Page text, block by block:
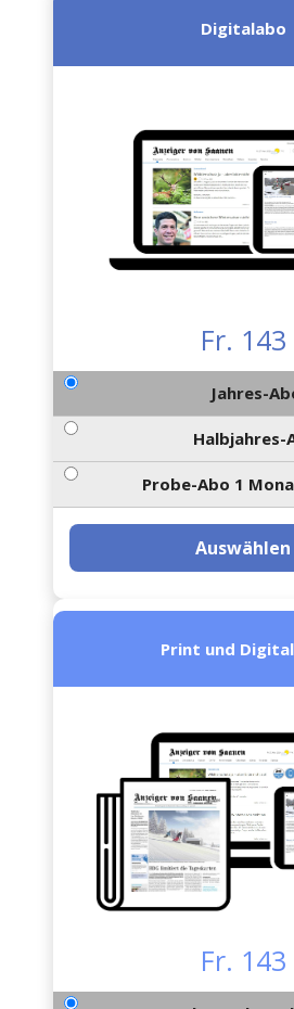
Digitalabo
Fr. 143
Jahres-
Halbjahres-
Probe-Abo 1
Auswählen
Print und
Fr. 143